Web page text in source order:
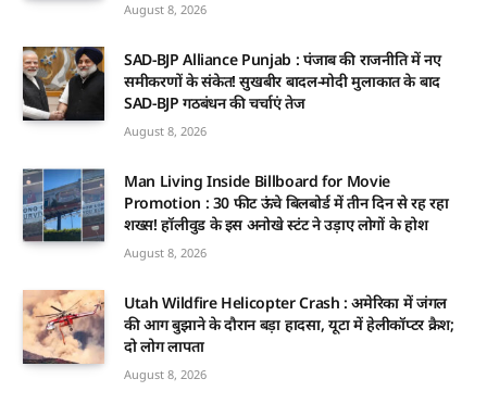
August 8, 2026
SAD-BJP Alliance Punjab : पंजाब की राजनीति में नए
समीकरणों के संकेत! सुखबीर बादल-मोदी मुलाकात के बाद
SAD-BJP गठबंधन की चर्चाएं तेज
August 8, 2026
Man Living Inside Billboard for Movie
Promotion : 30 फीट ऊंचे बिलबोर्ड में तीन दिन से रह रहा
शख्स! हॉलीवुड के इस अनोखे स्टंट ने उड़ाए लोगों के होश
August 8, 2026
Utah Wildfire Helicopter Crash : अमेरिका में जंगल
की आग बुझाने के दौरान बड़ा हादसा, यूटा में हेलीकॉप्टर क्रैश;
दो लोग लापता
August 8, 2026